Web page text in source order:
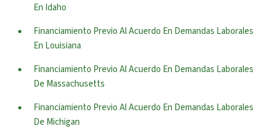
En Idaho
Financiamiento Previo Al Acuerdo En Demandas Laborales
En Louisiana
Financiamiento Previo Al Acuerdo En Demandas Laborales
De Massachusetts
Financiamiento Previo Al Acuerdo En Demandas Laborales
De Michigan